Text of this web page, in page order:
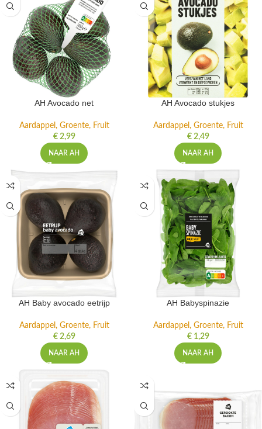
AH Avocado net
Aardappel, Groente, Fruit
€2,99
NAAR AH
AH Avocado stukjes
Aardappel, Groente, Fruit
€2,49
NAAR AH
AH Baby avocado eetrijp
Aardappel, Groente, Fruit
€2,69
NAAR AH
AH Babyspinazie
Aardappel, Groente, Fruit
€1,29
NAAR AH